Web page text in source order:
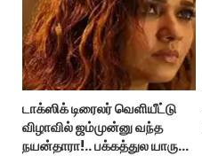
டாக்ஸிக் டிரைலர் வெளியீட்டு
விழாவில் ஜம்முன்னு வந்த
நயன்தாரா!.. பக்கத்துல யாரு